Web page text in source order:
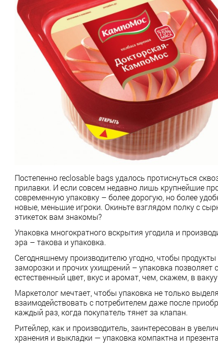
Постепенно reclosable bags удалось протиснуться
прилавки. И если совсем недавно лишь крупнейшие
современную упаковку – более дорогую, но более
новые, меньшие игроки. Окиньте взглядом полку с
этикеток вам знакомы?
Упаковка многократного вскрытия угодила и
эра – такова и упаковка.
Сегодняшнему производителю угодно, чтобы
заморозки и прочих ухищрений – упаковка
естественный цвет, вкус и аромат, чем, скажем, в
Маркетолог мечтает, чтобы упаковка не только
взаимодействовать с потребителем даже после
каждый раз, когда покупатель тянет за клапан.
Ритейлер, как и производитель, заинтересован в
хранения и выкладки — упаковка компактна и